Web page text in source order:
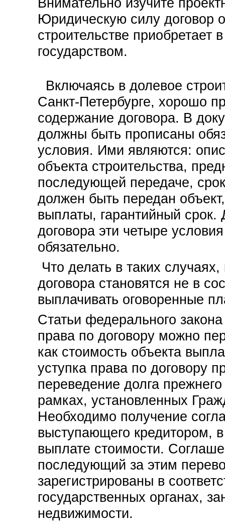
Юридическую силу договор
строительстве приобретает
государством.
Включаясь в долевое
Санкт-Петербурге, хорошо
содержание договора. В
должны быть прописаны
условия. Ими являются:
объекта строительства,
последующей передаче,
должен быть передан
выплаты, гарантийный срок.
договора эти четыре
обязательно.
Что делать в таких случаях,
договора становятся не в
выплачивать оговоренные
Статьи федерального
права по договору можно
как стоимость объекта
уступка права по договору
переведение долга
рамках, установленных
Необходимо получение
выступающего кредитором,
выплате стоимости.
последующий за этим
зарегистрированы в
государственных органах,
недвижимости.